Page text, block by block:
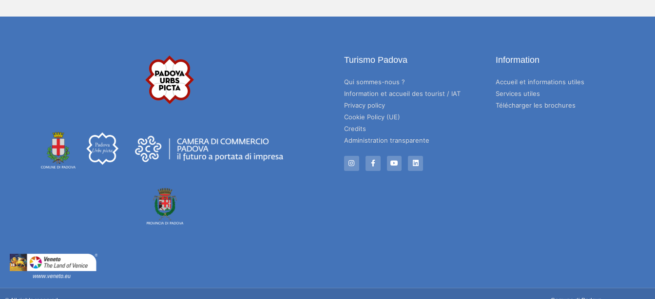
Turismo Padova
Qui sommes-nous ?
Information et accueil des tourist / IAT
Privacy policy
Cookie Policy (UE)
Credits
Administration transparente
Information
Accueil et informations utiles
Services utiles
Télécharger les brochures